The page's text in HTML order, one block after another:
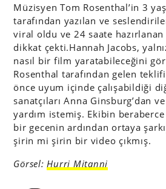
Müzisyen Tom Rosenthal’in 3
tarafından yazılan ve
viral oldu ve 24 saate
dikkat çekti.Hannah Jacobs,
nasıl bir film yaratabileceğini
Rosenthal tarafından gelen
önce uyum içinde çalışabildiği
sanatçıları Anna Ginsburg’dan
yardım istemiş. Ekibin beraberce
bir gecenin ardından ortaya
şirin mi şirin bir video çıkmış.
Görsel: Hurri Mitanni